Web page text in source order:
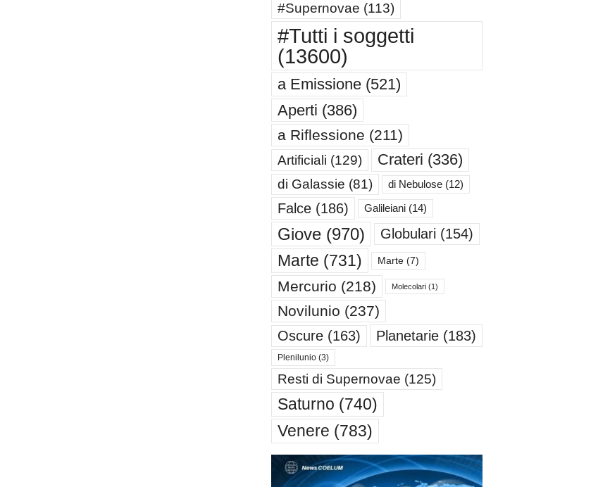
#Supernovae (113)
#Tutti i soggetti
(13600)
a Emissione(521)
Aperti (386)
a Riflessione (211)
Artificiali (129) Crateri (336)
di Galassie (81) di Nebulose(12)
Falce(186) Galileiani(14)
Giove(970) Globulari (154)
Marte (731) Marte(7)
Mercurio (218) Molecolari(1)
Novilunio (237)
Oscure(163) Planetarie(183)
Plenilunio(3)
Resti di Supernovae (125)
Saturno (740)
Venere (783)